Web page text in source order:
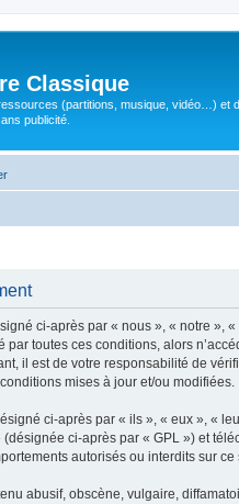
Classique
(partitions, musique, vidéo…) et
publicité.
ci-après par « nous », « notre »,
par toutes ces conditions, alors
il est de votre responsabilité de
mises à jour et/ou modifiées.
ci-après par « ils », « eux », «
(désignée ci-après par « GPL ») et
autorisés ou interdits sur
abusif, obscène, vulgaire,